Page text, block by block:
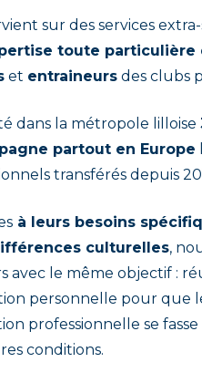
sur des services
toute particulière
et entraineursdes clubs
dans la métropole lilloise
partout en Europe
transférés depuis
à leurs besoins
culturelles,
avec le même objectif :
personnelle pour que
professionnelle se fasse
conditions.